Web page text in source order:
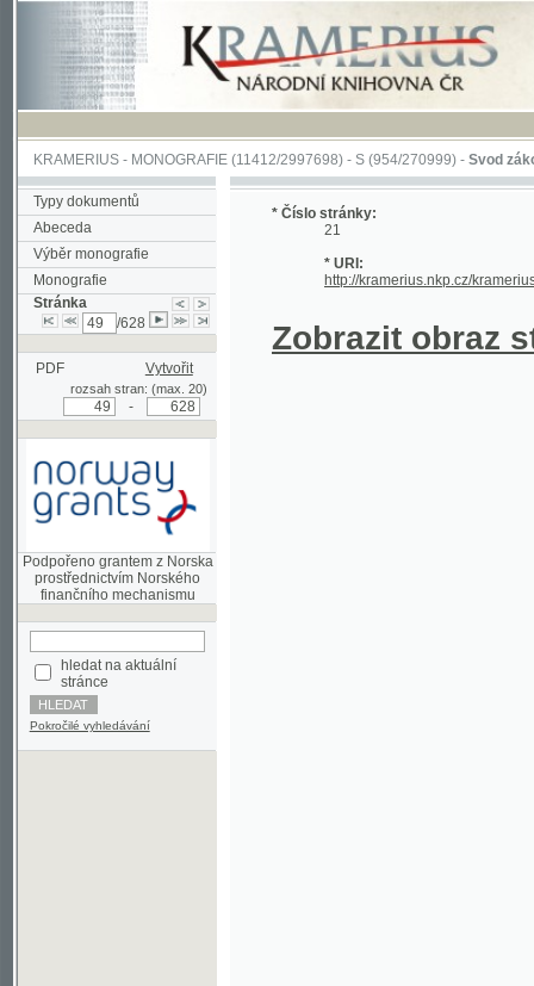
KRAMERIUS-MONOGRAFIE(11412/2997698) -S (954/270999)-Svod zákonův
Typy dokumentů
Abeceda
Výběr monografie
Monografie
Stránka
/628
PDF Vytvořit
rozsah stran: (max. 20)
Podpořeno grantem z Norska
prostřednictvím Norského
hledat na aktuální
stránce
Pokročilé vyhledávání
* Číslo stránky:
21
* URI:
http://kramerius.nkp.cz/kramerius/